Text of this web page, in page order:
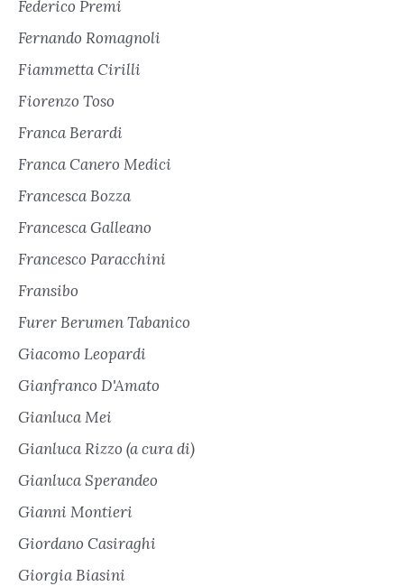
Federico Premi
Fernando Romagnoli
Fiammetta Cirilli
Fiorenzo Toso
Franca Berardi
Franca Canero Medici
Francesca Bozza
Francesca Galleano
Francesco Paracchini
Fransibo
Furer Berumen Tabanico
Giacomo Leopardi
Gianfranco D'Amato
Gianluca Mei
Gianluca Rizzo (a cura di)
Gianluca Sperandeo
Gianni Montieri
Giordano Casiraghi
Giorgia Biasini